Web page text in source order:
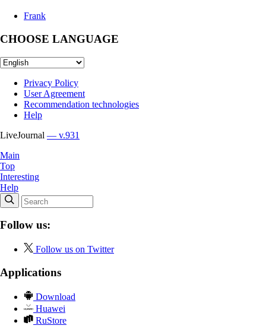
Frank
CHOOSE LANGUAGE
Privacy Policy
User Agreement
Recommendation technologies
Help
LiveJournal — v.931
Main
Top
Interesting
Help
Follow us:
Follow us on Twitter
Applications
Download
Huawei
RuStore